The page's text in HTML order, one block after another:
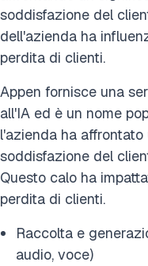
soddisfazione del
dell'azienda ha
perdita di clienti.
Appen fornisce una
all'IA ed è un nome
l'azienda ha
soddisfazione del
Questo calo ha
perdita di clienti.
Raccolta e
audio, voce)